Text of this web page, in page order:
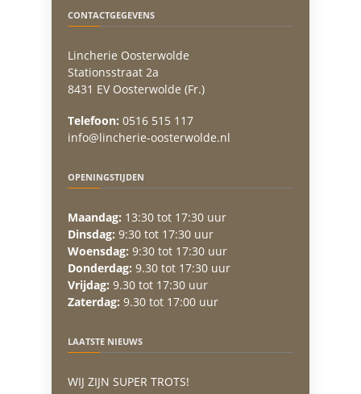
CONTACTGEGEVENS
Lincherie Oosterwolde
Stationsstraat 2a
8431 EV Oosterwolde (Fr.)
Telefoon: 0516 515 117
info@lincherie-oosterwolde.nl
OPENINGSTIJDEN
Maandag: 13:30 tot 17:30 uur
Dinsdag: 9:30 tot 17:30 uur
Woensdag: 9:30 tot 17:30 uur
Donderdag: 9.30 tot 17:30 uur
Vrijdag: 9.30 tot 17:30 uur
Zaterdag: 9.30 tot 17:00 uur
LAATSTE NIEUWS
WIJ ZIJN SUPER TROTS!